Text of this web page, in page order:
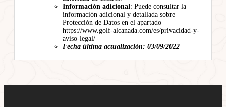
Información adicional: Puede consultar la
información adicional y detallada sobre
Protección de Datos en el apartado
https://www.golf-alcanada.com/es/privacidad-y-
aviso-legal/
Fecha última actualización: 03/09/2022